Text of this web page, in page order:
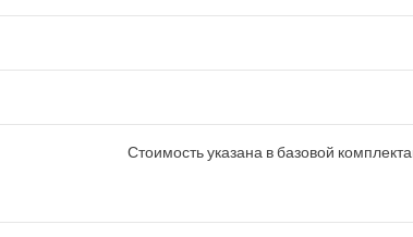
Стоимость указана в базовой